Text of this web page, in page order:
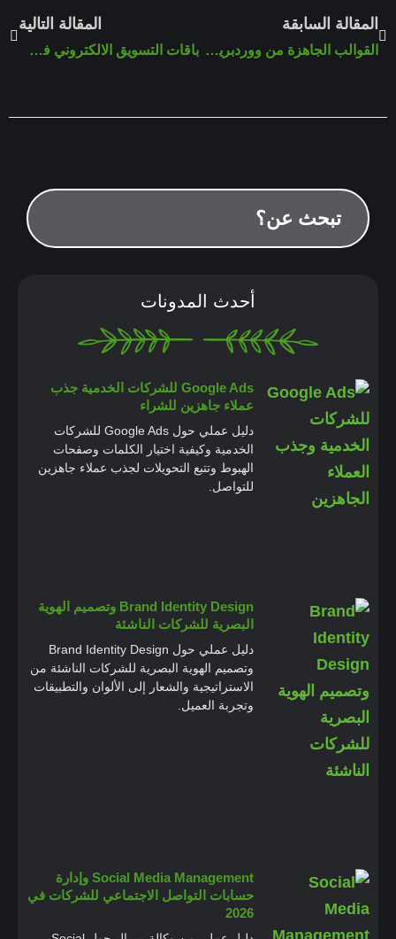
السابقة
القوالب الجاهزة من ووردبريس مع وكالة ميرال
المقالة التالية
باقات التسويق الالكتروني في السعودية
أحدث المدونات
Google Ads للشركات الخدمية جذب
عملاء جاهزين للشراء
دليل عملي حول Google Ads للشركات
الخدمية وكيفية اختيار الكلمات وصفحات
الهبوط وتتبع التحويلات لجذب عملاء جاهزين
للتواصل.
Brand Identity Design وتصميم الهوية
البصرية للشركات الناشئة
دليل عملي حول Brand Identity Design
وتصميم الهوية البصرية للشركات الناشئة من
الاستراتيجية والشعار إلى الألوان والتطبيقات
وتجربة العميل.
Social Media Management وإدارة
حسابات التواصل الاجتماعي للشركات في
2026